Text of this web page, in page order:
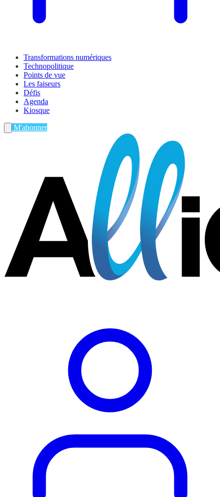
Transformations numériques
Technopolitique
Points de vue
Les faiseurs
Défis
Agenda
Kiosque
M'abonner